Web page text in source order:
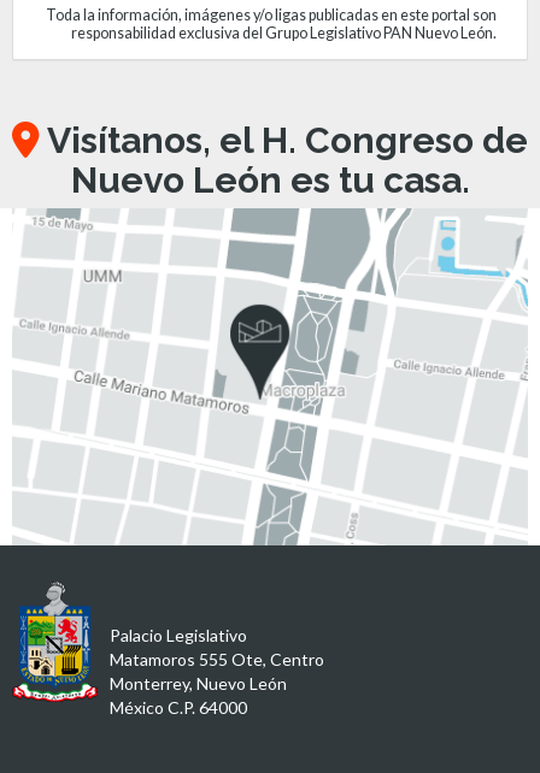
Toda la información, imágenes y/o ligas publicadas en este portal son
responsabilidad exclusiva del Grupo Legislativo PAN Nuevo León.
Visítanos, el H. Congreso de
Nuevo León es tu casa.
Palacio Legislativo
Matamoros 555 Ote, Centro
Monterrey, Nuevo León
México C.P. 64000